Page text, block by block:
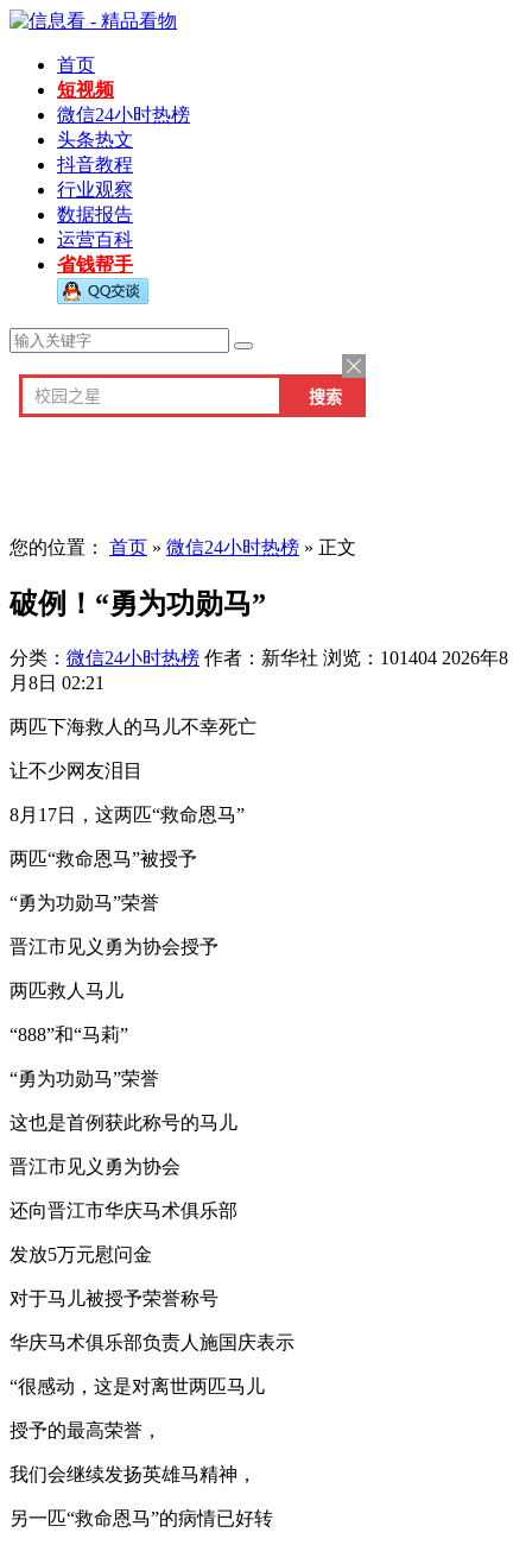
首页
短视频
微信24小时热榜
头条热文
抖音教程
行业观察
数据报告
运营百科
省钱帮手
您的位置： 首页 » 微信24小时热榜 » 正文
破例！“勇为功勋马”
分类： 微信24小时热榜 作者：新华社 浏览：101404 2026年8
月8日 02:21
两匹下海救人的马儿不幸死亡
让不少网友泪目
8月17日，这两匹“救命恩马”
两匹“救命恩马”被授予
“勇为功勋马”荣誉
晋江市见义勇为协会授予
两匹救人马儿
“888”和“马莉”
“勇为功勋马”荣誉
这也是首例获此称号的马儿
晋江市见义勇为协会
还向晋江市华庆马术俱乐部
发放5万元慰问金
对于马儿被授予荣誉称号
华庆马术俱乐部负责人施国庆表示
“很感动，这是对离世两匹马儿
授予的最高荣誉，
我们会继续发扬英雄马精神，
另一匹“救命恩马”的病情已好转